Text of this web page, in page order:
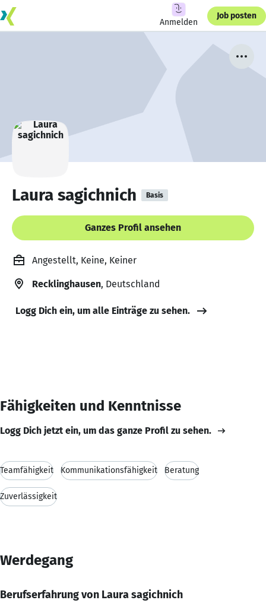
Anmelden
Job posten
Laura sagichnich Basis
Ganzes Profil ansehen
Angestellt, Keine, Keiner
Recklinghausen, Deutschland
Logg Dich ein, um alle Einträge zu sehen.
Fähigkeiten und Kenntnisse
Logg Dich jetzt ein, um das ganze Profil zu sehen.
Teamfähigkeit Kommunikationsfähigkeit Beratung
Zuverlässigkeit
Werdegang
Berufserfahrung von Laura sagichnich